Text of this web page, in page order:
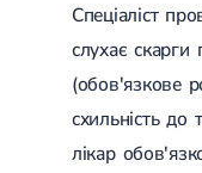
Спеціаліст
слухає скарги
(обов'язкове
схильність до
лікар